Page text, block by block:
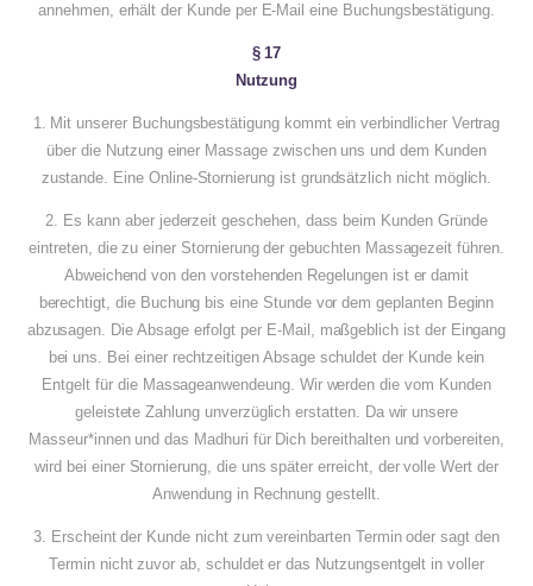
annehmen, erhält der Kunde per E-Mail eine Buchungsbestätigung.
§ 17
Nutzung
1. Mit unserer Buchungsbestätigung kommt ein verbindlicher Vertrag
über die Nutzung einer Massage zwischen uns und dem Kunden
zustande. Eine Online-Stornierung ist grundsätzlich nicht möglich.
2. Es kann aber jederzeit geschehen, dass beim Kunden Gründe
eintreten, die zu einer Stornierung der gebuchten Massagezeit führen.
Abweichend von den vorstehenden Regelungen ist er damit
berechtigt, die Buchung bis eine Stunde vor dem geplanten Beginn
abzusagen. Die Absage erfolgt per E-Mail, maßgeblich ist der Eingang
bei uns. Bei einer rechtzeitigen Absage schuldet der Kunde kein
Entgelt für die Massageanwendeung. Wir werden die vom Kunden
geleistete Zahlung unverzüglich erstatten. Da wir unsere
Masseur*innen und das Madhuri für Dich bereithalten und vorbereiten,
wird bei einer Stornierung, die uns später erreicht, der volle Wert der
Anwendung in Rechnung gestellt.
3. Erscheint der Kunde nicht zum vereinbarten Termin oder sagt den
Termin nicht zuvor ab, schuldet er das Nutzungsentgelt in voller